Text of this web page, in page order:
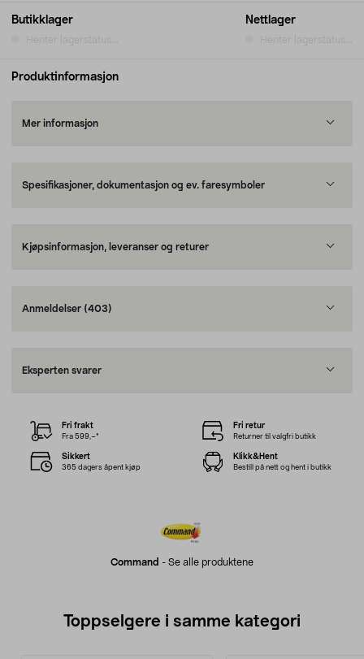
Butikklager Nettlager
Produktinformasjon
Mer informasjon
Spesifikasjoner, dokumentasjon og ev. faresymboler
Kjøpsinformasjon, leveranser og returer
Anmeldelser (403)
Eksperten svarer
Command - Se alle produktene
Fri frakt
Fra 599,–*
Fri retur
Returner til valgfri butikk
Sikkert
365 dagers åpent kjøp
Klikk&Hent
Bestill på nett og hent i butikk
Toppselgere i samme kategori